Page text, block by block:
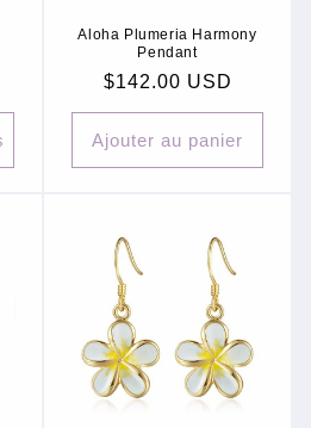
Aloha Plumeria Harmony
Pendant
Prix
habituel
$142.00 USD
Ajouter au panier